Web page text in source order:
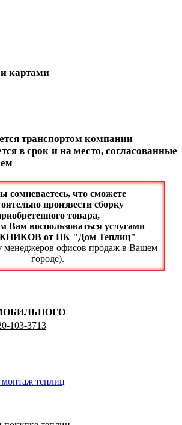
картами
транспортом компании
в срок и на место, согласованные
сомневаетесь, что сможете
произвести сборку
товара,
Вам воспользоваться услугами
от ПК "Дом Теплиц"
менеджеров офисов продаж в Вашем
городе).
103-3713
теплиц